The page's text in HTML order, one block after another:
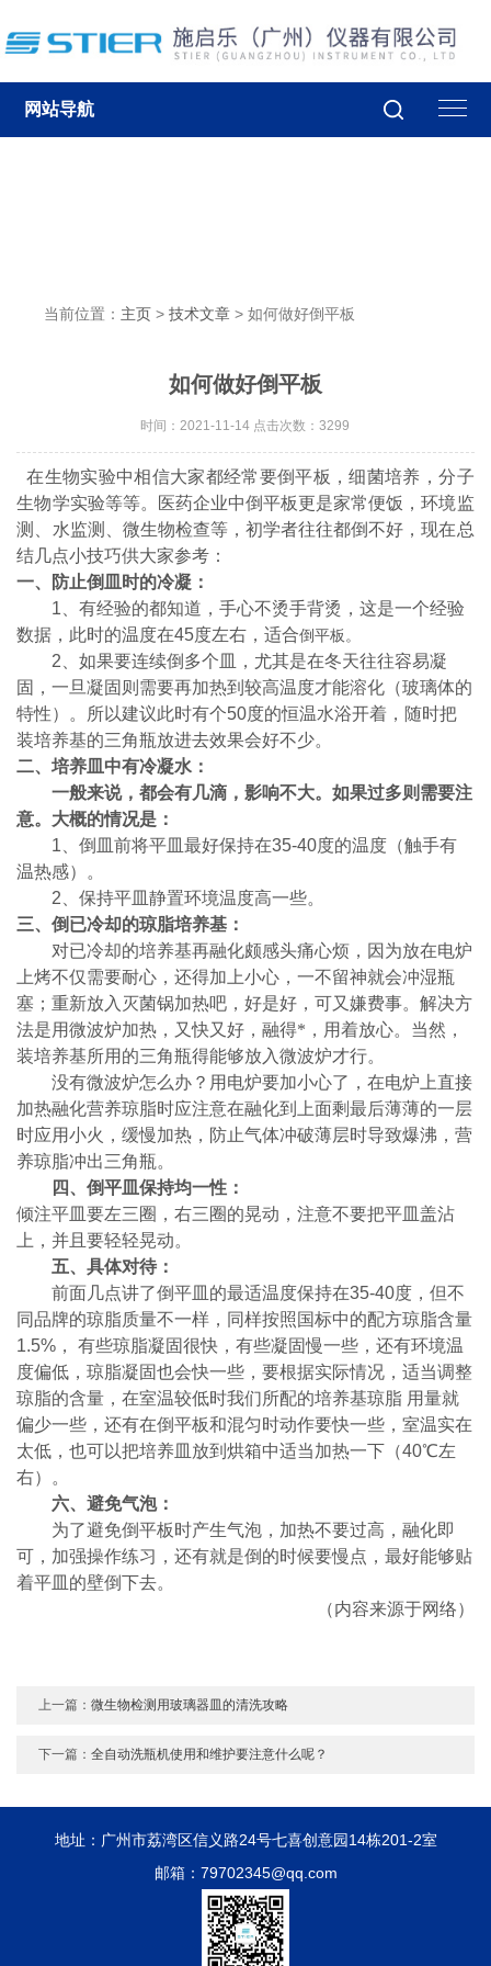
网站导航
当前位置： 主页 >技术文章 > 如何做好倒平板
如何做好倒平板
时间：2021-11-14 点击次数：3299
在生物实验中相信大家都经常要倒平板，细菌培养，分子
生物学实验等等。医药企业中倒平板更是家常便饭，环境监
测、水监测、微生物检查等，初学者往往都倒不好，现在总
结几点小技巧供大家参考：
一、防止倒皿时的冷凝：
1 、有经验的都知道，手心不烫手背烫，这是一个经验
数据，此时的温度在45度左右，适合倒平板。
2 、如果要连续倒多个皿，尤其是在冬天往往容易凝
固，一旦凝固则需要再加热到较高温度才能溶化（玻璃体的
特性）。所以建议此时有个50度的恒温水浴开着，随时把
装培养基的三角瓶放进去效果会好不少。
二、培养皿中有冷凝水：
一般来说，都会有几滴，影响不大。如果过多则需要注
意。大概的情况是：
1 、倒皿前将平皿最好保持在35-40度的温度（触手有
温热感）。
2 、保持平皿静置环境温度高一些。
三、倒已冷却的琼脂培养基：
对已冷却的培养基再融化颇感头痛心烦，因为放在电炉
上烤不仅需要耐心，还得加上小心，一不留神就会冲湿瓶
塞；重新放入灭菌锅加热吧，好是好，可又嫌费事。解决方
法是用微波炉加热，又快又好，融得*，用着放心。当然，
装培养基所用的三角瓶得能够放入微波炉才行。
没有微波炉怎么办？用电炉要加小心了，在电炉上直接
加热融化营养琼脂时应注意在融化到上面剩最后薄薄的一层
时应用小火，缓慢加热，防止气体冲破薄层时导致爆沸，营
养琼脂冲出三角瓶。
四、倒平皿保持均一性：
倾注平皿要左三圈，右三圈的晃动，注意不要把平皿盖沾
上，并且要轻轻晃动。
五、具体对待：
前面几点讲了倒平皿的最适温度保持在35-40度，但不
同品牌的琼脂质量不一样，同样按照国标中的配方琼脂含量
1.5% ，
有些琼脂凝固很快，有些凝固慢一些，还有环境温
度偏低，琼脂凝固也会快一些，要根据实际情况，适当调整
琼脂的含量，在室温较低时我们所配的培养基琼脂 用量就
偏少一些，还有在倒平板和混匀时动作要快一些，室温实在
太低，也可以把培养皿放到烘箱中适当加热一下（40℃左
右）。
六、避免气泡：
为了避免倒平板时产生气泡，加热不要过高，融化即
可，加强操作练习，还有就是倒的时候要慢点，最好能够贴
着平皿的壁倒下去。
（内容来源于网络）
上一篇：微生物检测用玻璃器皿的清洗攻略
下一篇：全自动洗瓶机使用和维护要注意什么呢？
地址：广州市荔湾区信义路24号七喜创意园14栋201-2室
邮箱：79702345@qq.com